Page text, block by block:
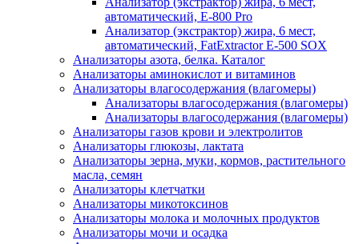
автоматический, E-800 Pro
Анализатор (экстрактор) жира, 6 мест,
автоматический, FatExtractor E-500 SOX
Анализаторы азота, белка. Каталог
Анализаторы аминокислот и витаминов
Анализаторы влагосодержания (влагомеры)
Анализаторы влагосодержания (влагомеры)
Анализаторы влагосодержания (влагомеры)
Анализаторы газов крови и электролитов
Анализаторы глюкозы, лактата
Анализаторы зерна, муки, кормов, растительного
масла, семян
Анализаторы клетчатки
Анализаторы микотоксинов
Анализаторы молока и молочных продуктов
Анализаторы мочи и осадка